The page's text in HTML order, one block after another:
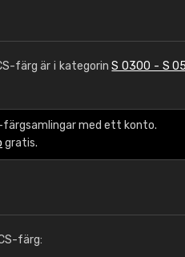
färg är i kategorinS 0300 - S
färgsamlingar med ett konto.
gratis.
färg: